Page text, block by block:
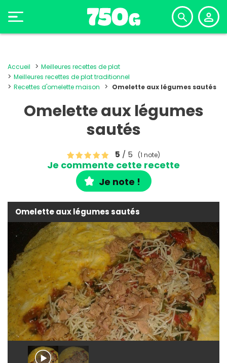
Accueil
Meilleures recettes de plat
Meilleures recettes de plat traditionnel
Recettes d'omelette maison
Omelette aux légumes sautés
Omelette aux légumes
sautés
5 / 5 (1 note)
Je commente cette recette
Je note !
Omelette aux légumes sautés